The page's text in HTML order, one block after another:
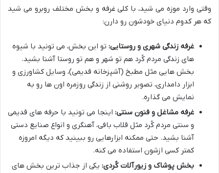
وقتی وارد موزه می شید، با کلی غرفه و بخش مختلف روبرو می شید
که هر کدوم دنیای خودشون رو دارن:
غرفه زندگی شهری و روستایی: تو این بخش، می تونید با شیوه
های زندگی مردم کُرد هم تو شهر و هم تو روستا آشنا بشید.
بخش هایی مثل مطبخ (آشپزخانه قدیمی)، وسایل کشاورزی و
ابزار دامداری، تصویر روشنی از زندگی روزمره اون ها رو به
نمایش می گذاره.
غرفه مشاغل و فنون سنتی: اینجا می تونید با حرفه های قدیمی
و سنتی مردم کُرد مثل قلاب بافی، آهنگری و انواع صنایع دستی
آشنا بشید. حتی ممکنه ابزارهایی رو ببینید که دیگه امروزه
کمتر کسی ازشون استفاده می کنه.
بخش پوشاک و زیورآلات کُردی: یکی از جذاب ترین بخش های